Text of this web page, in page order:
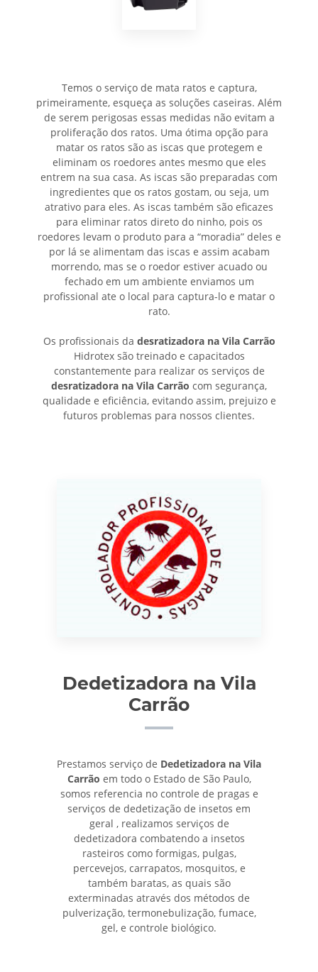
Temos o serviço de mata ratos e captura,
primeiramente, esqueça as soluções caseiras. Além
de serem perigosas essas medidas não evitam a
proliferação dos ratos. Uma ótima opção para
matar os ratos são as iscas que protegem e
eliminam os roedores antes mesmo que eles
entrem na sua casa. As iscas são preparadas com
ingredientes que os ratos gostam, ou seja, um
atrativo para eles. As iscas também são eficazes
para eliminar ratos direto do ninho, pois os
roedores levam o produto para a “moradia” deles e
por lá se alimentam das iscas e assim acabam
morrendo, mas se o roedor estiver acuado ou
fechado em um ambiente enviamos um
profissional ate o local para captura-lo e matar o
rato.
Os profissionais da desratizadora na Vila Carrão
Hidrotex são treinado e capacitados
constantemente para realizar os serviços de
desratizadora na Vila Carrão com segurança,
qualidade e eficiência, evitando assim, prejuizo e
futuros problemas para nossos clientes.
Dedetizadora na Vila
Carrão
Prestamos serviço de Dedetizadora na Vila
Carrão em todo o Estado de São Paulo,
somos referencia no controle de pragas e
serviços de dedetização de insetos em
geral , realizamos serviços de
dedetizadora combatendo a insetos
rasteiros como formigas, pulgas,
percevejos, carrapatos, mosquitos, e
também baratas, as quais são
exterminadas através dos métodos de
pulverização, termonebulização, fumace,
gel, e controle biológico.